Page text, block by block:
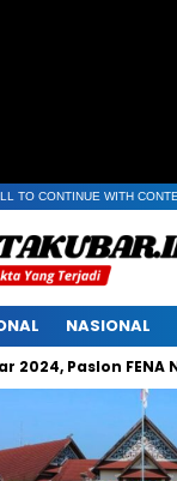
TO CONTINUE WITH
NASIONAL
Paslon FENA